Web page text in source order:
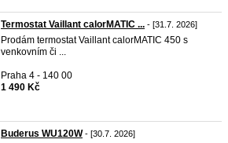
Termostat Vaillant calorMATIC ... - [31.7. 2026]
Prodám termostat Vaillant calorMATIC 450 s
venkovním či ...
Praha 4 - 140 00
1 490 Kč
Buderus WU120W- [30.7. 2026]